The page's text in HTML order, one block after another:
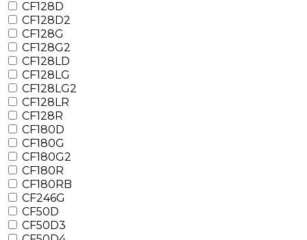
CF128D
CF128D2
CF128G
CF128G2
CF128LD
CF128LG
CF128LG2
CF128LR
CF128R
CF180D
CF180G
CF180G2
CF180R
CF180RB
CF246G
CF50D
CF50D3